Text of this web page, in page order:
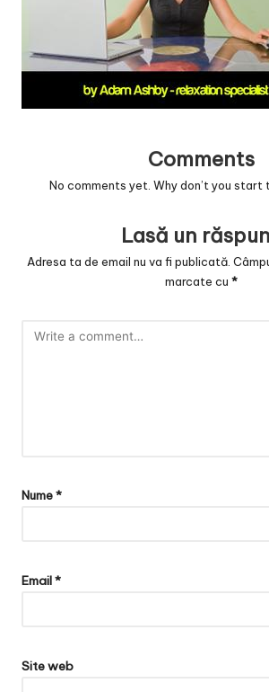
a
c
O
Comments
No comments yet. Why don’t you start
Lasă un
Adresa ta de email nu va fi publicată.
marcate cu *
Nume*
Email*
Site web